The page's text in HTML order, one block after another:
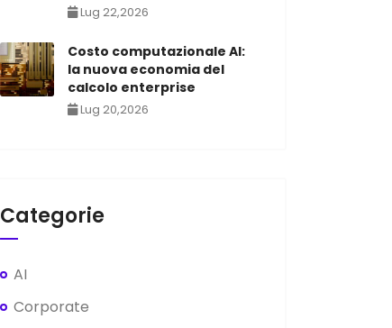
Lug 22,2026
Costo computazionale AI:
la nuova economia del
calcolo enterprise
Lug 20,2026
Categorie
AI
Corporate